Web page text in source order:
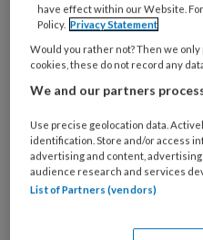
Wil je dit
Maak gratis een
artikelen
Al een account of
Wat
have effect within our Website.
Policy. Privacy Statement
Would you rather not? Then we
cookies, these do not record any
We and our partners
Use precise geolocation data.
identification. Store and/or access
advertising and content,
audience research and services
List of Partners (vendors)